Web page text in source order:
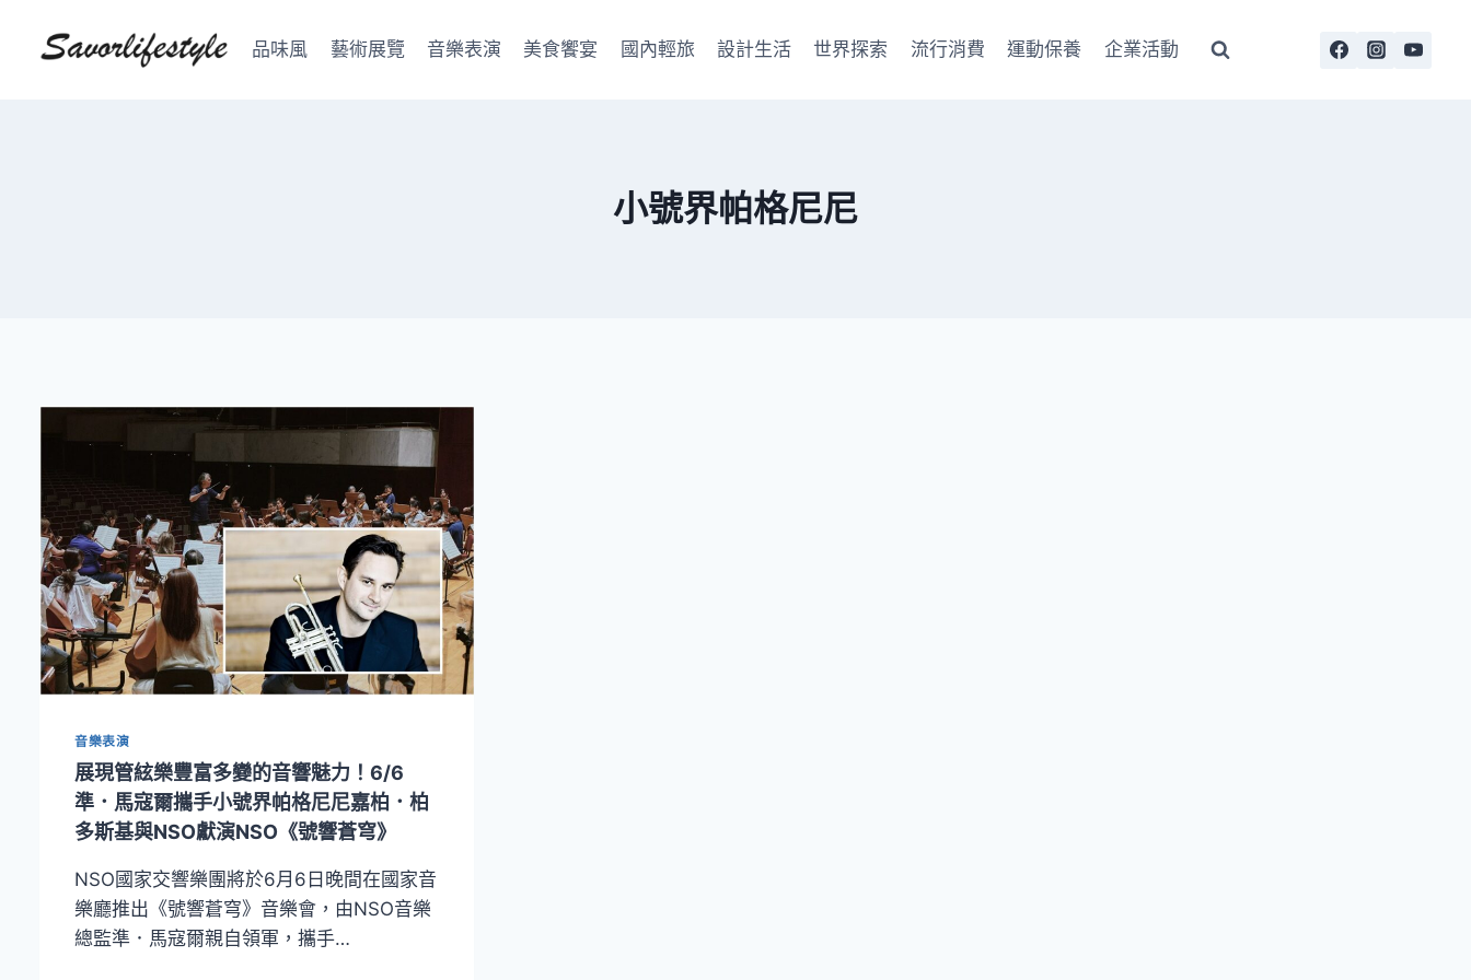
品味風 藝術展覽 音樂表演 美食饗宴 國內輕旅 設計生活 世界探索 流行消費 運動保養 企業活動
小號界帕格尼尼
音樂表演
展現管絃樂豐富多變的音響魅力！6/6
準．馬寇爾攜手小號界帕格尼尼嘉柏．柏
多斯基與NSO獻演NSO《號響蒼穹》
NSO國家交響樂團將於6月6日晚間在國家音
樂廳推出《號響蒼穹》音樂會，由NSO音樂
總監準．馬寇爾親自領軍，攜手…